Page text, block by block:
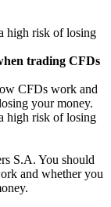
high risk of losing
trading CFDs
CFDs work and
your money.
high risk of losing
S.A. You should
and whether you